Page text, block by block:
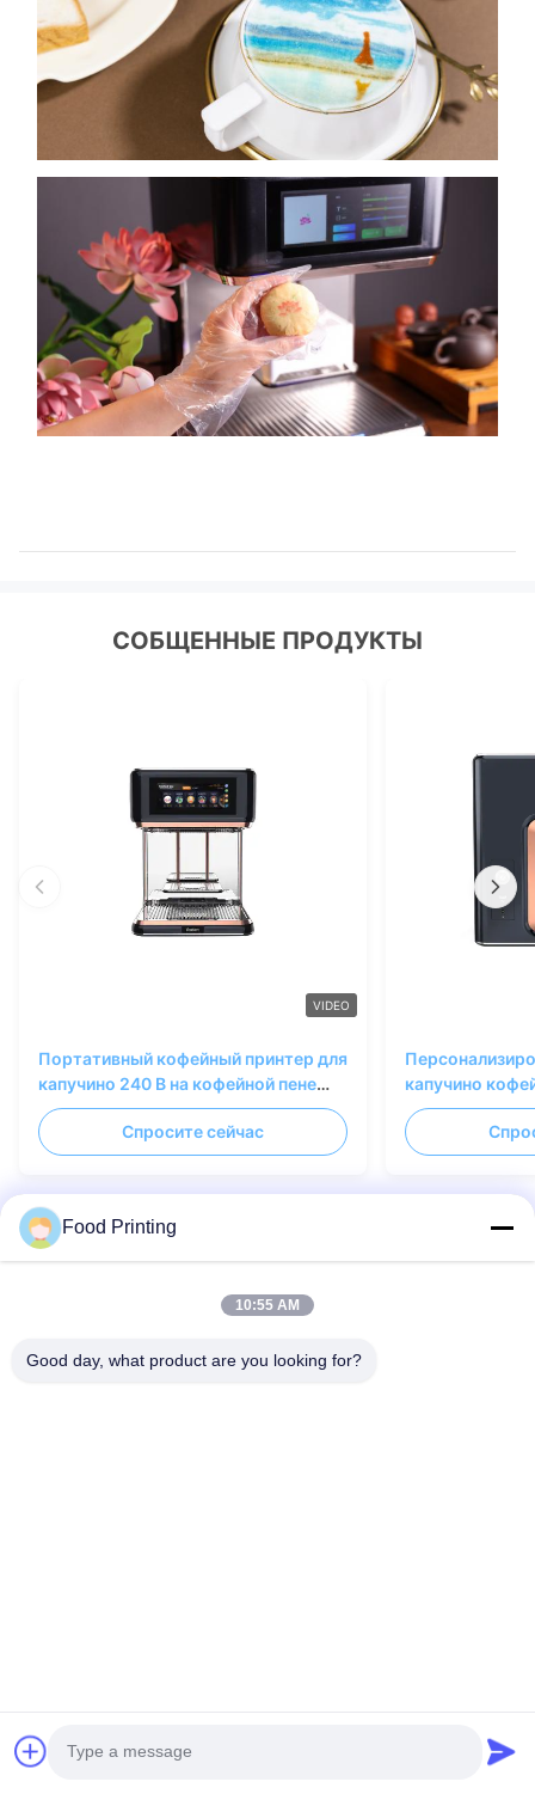
СОБЩЕННЫЕ ПРОДУКТЫ
VIDEO
Портативный кофейный принтер для
капучино 240 В на кофейной пене
для продуктовых магазинов
Спросите сейчас
капучино
пищевая
Свяжитесь мы
Вы можете связаться с нами в любое время!
Food Printing
10:55 AM
Good day, what product are you looking for?